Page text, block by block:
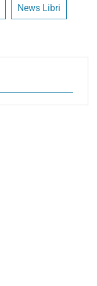
News Libri